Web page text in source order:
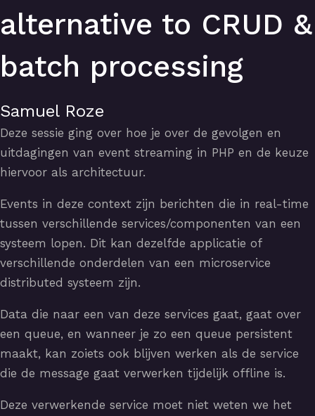
alternative to CRUD &
batch processing
Samuel Roze
Deze sessie ging over hoe je over de gevolgen en
uitdagingen van event streaming in PHP en de keuze
hiervoor als architectuur.
Events in deze context zijn berichten die in real-time
tussen verschillende services/componenten van een
systeem lopen. Dit kan dezelfde applicatie of
verschillende onderdelen van een microservice
distributed systeem zijn.
Data die naar een van deze services gaat, gaat over
een queue, en wanneer je zo een queue persistent
maakt, kan zoiets ook blijven werken als de service
die de message gaat verwerken tijdelijk offline is.
Deze verwerkende service moet niet weten we het